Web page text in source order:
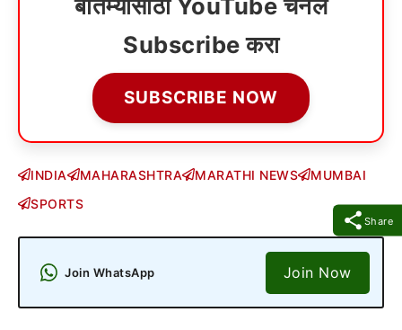
Share
बातम्यांसाठी YouTube चॅनेल
Subscribe करा
SUBSCRIBE NOW
INDIA MAHARASHTRA MARATHI NEWS
MUMBAI
SPORTS
Join WhatsApp Join Now